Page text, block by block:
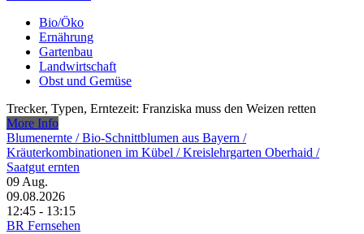
Bio/Öko
Ernährung
Gartenbau
Landwirtschaft
Obst und Gemüse
Trecker, Typen, Erntezeit: Franziska muss den Weizen retten
More Info
Blumenernte /​ Bio-Schnittblumen aus Bayern /​
Kräuterkombinationen im Kübel /​ Kreislehrgarten Oberhaid /​
Saatgut ernten
09 Aug.
09.08.2026
12:45 - 13:15
BR Fernsehen